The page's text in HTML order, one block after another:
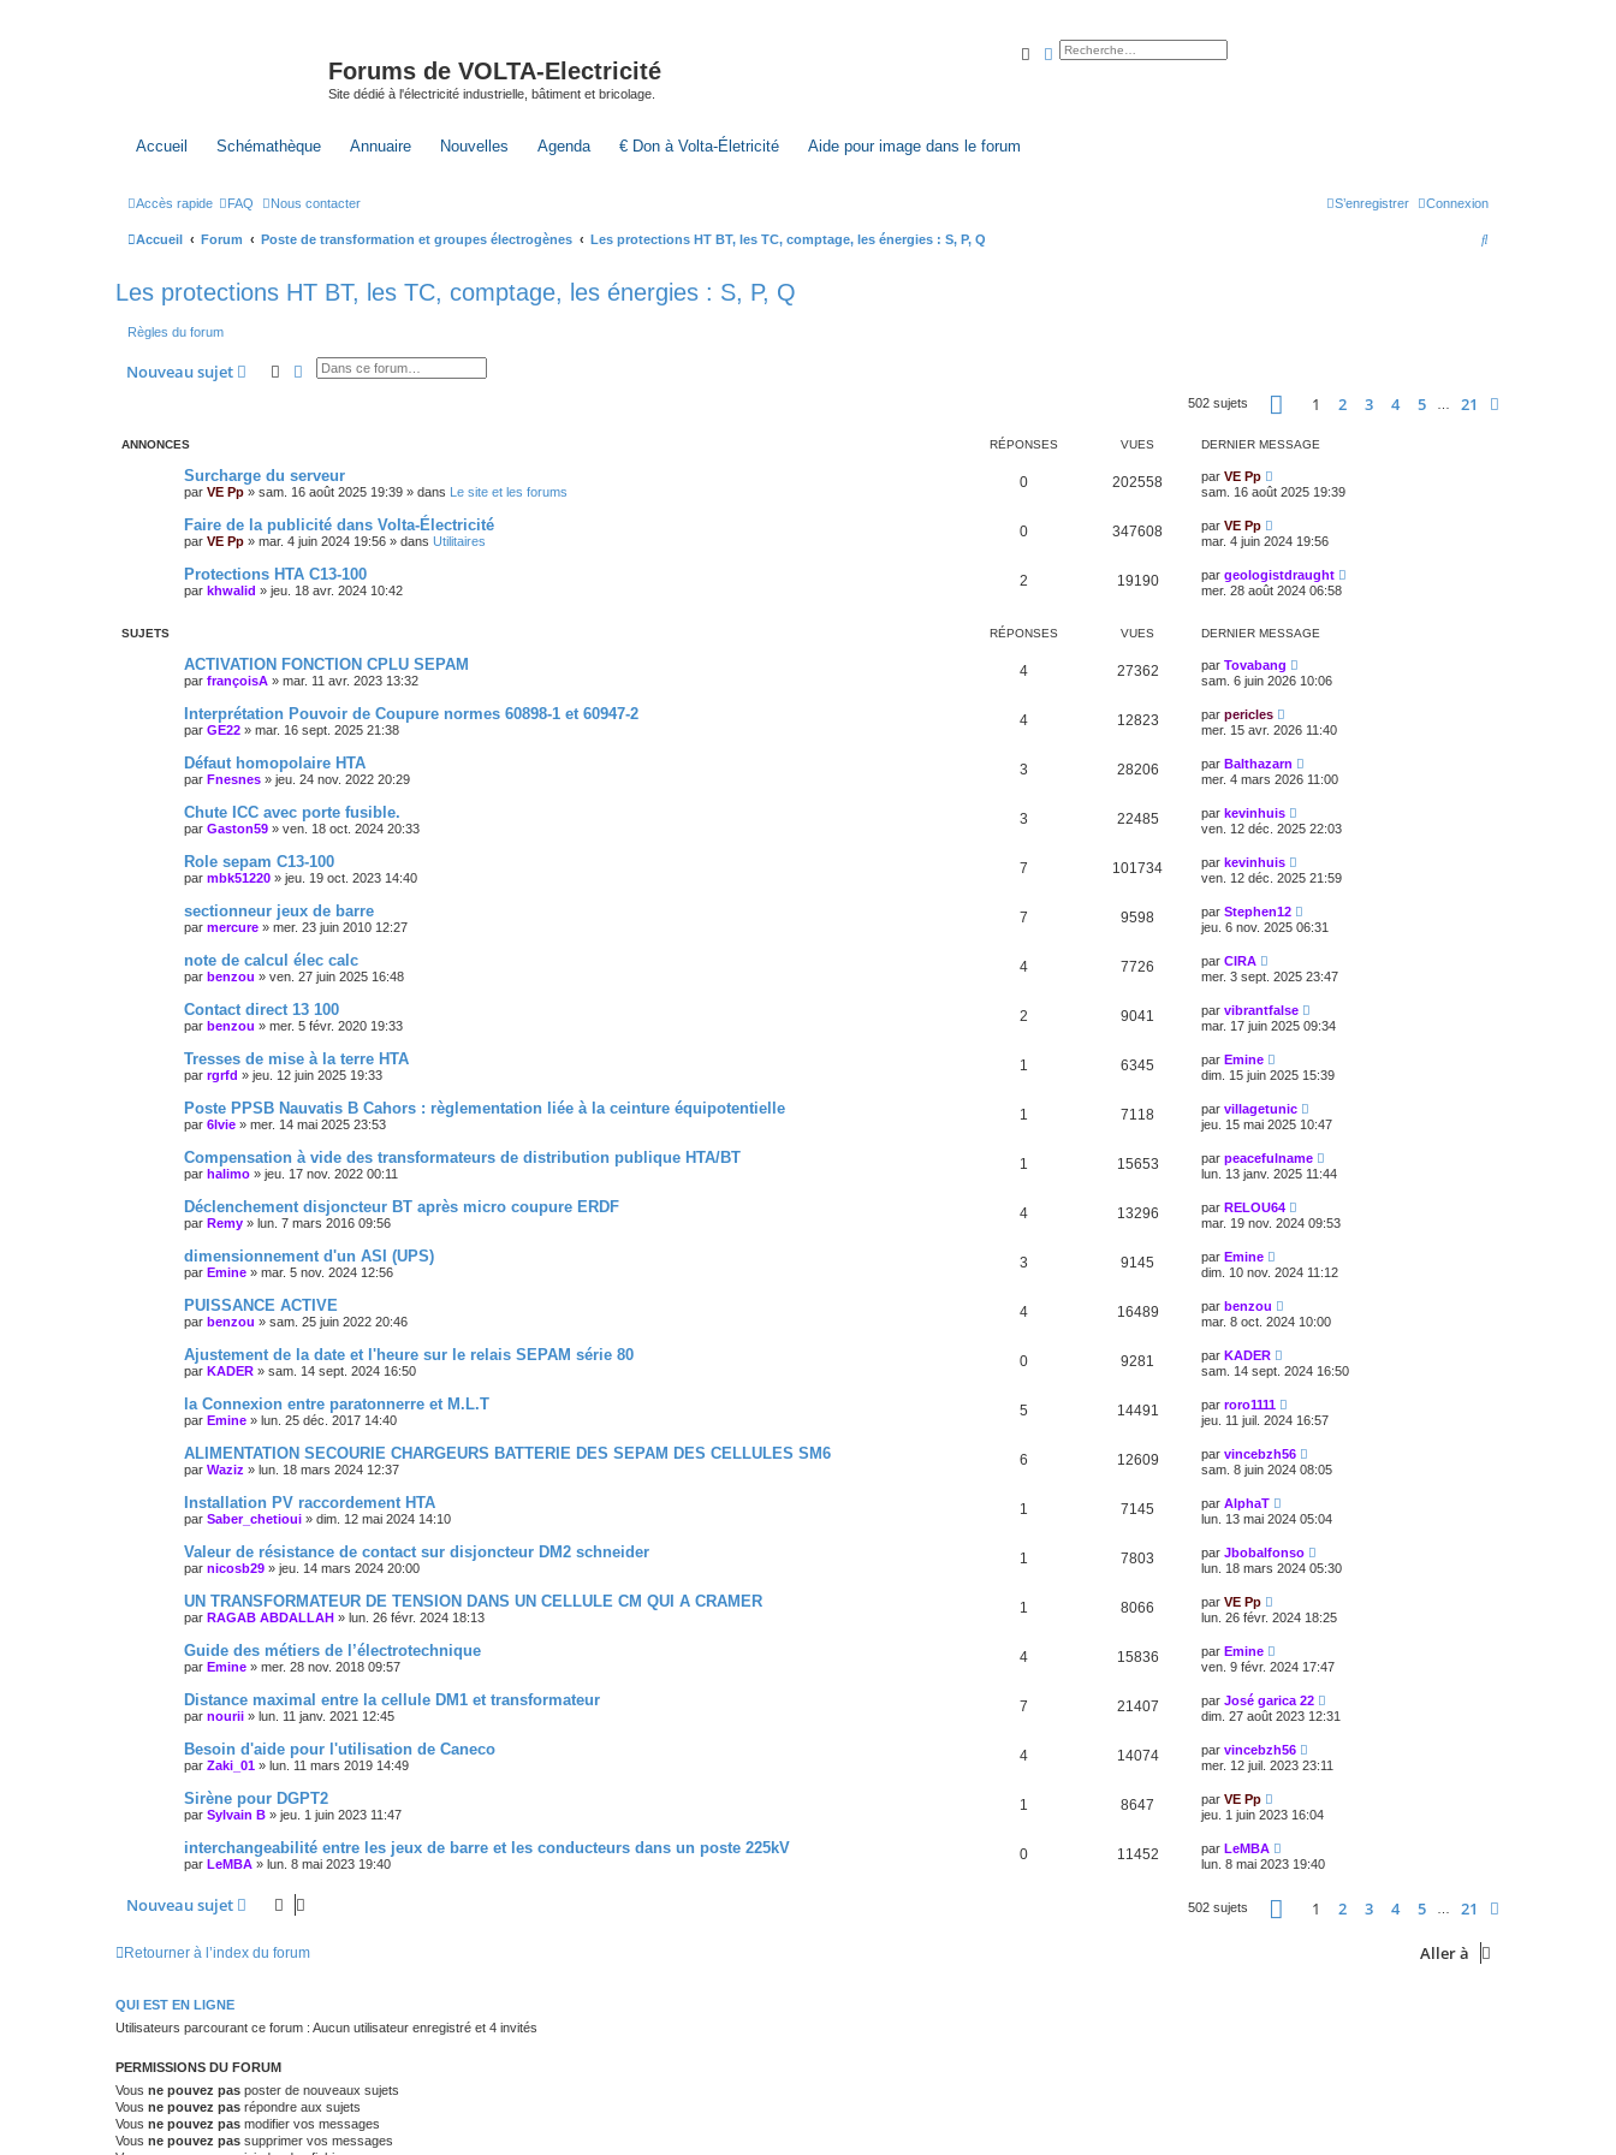
Forums de VOLTA-Electricité
Site dédié à l'électricité industrielle, bâtiment et bricolage.
Rechercher
Recherche avancée
Accueil Schémathèque Annuaire Nouvelles Agenda € Don à Volta-Életricité Aide pour image dans le forum
Accès rapide FAQ Nous contacter Connexion
S’enregistrer
Accueil Forum Poste de transformation et groupes électrogènes Les protections HT BT, les TC, comptage, les énergies : S, P, Q
R
c
Les protections HT BT, les TC, comptage, les énergies : S, P, Q
Règles du forum
Nouveau sujet Rechercher
Recherche avancée
502 sujets Page sur21
1 2 3 4 5 21
ANNONCES RÉPONSES VUES DERNIER MESSAGE
Surcharge du serveur
par VE Pp » sam. 16 août 2025 19:39 » dans Le site et les forums
0 202558 par VE Pp
sam. 16 août 2025 19:39
Faire de la publicité dans Volta-Électricité
par VE Pp » mar. 4 juin 2024 19:56 » dans Utilitaires
0 347608 par VE Pp
mar. 4 juin 2024 19:56
Protections HTA C13-100
par khwalid » jeu. 18 avr. 2024 10:42
2 19190 par geologistdraught
mer. 28 août 2024 06:58
SUJETS RÉPONSES VUES DERNIER MESSAGE
ACTIVATION FONCTION CPLU SEPAM
par françoisA » mar. 11 avr. 2023 13:32
4 27362 par Tovabang
sam. 6 juin 2026 10:06
Interprétation Pouvoir de Coupure normes 60898-1 et 60947-2
par GE22 » mar. 16 sept. 2025 21:38
4 12823 par pericles
mer. 15 avr. 2026 11:40
Défaut homopolaire HTA
par Fnesnes » jeu. 24 nov. 2022 20:29
3 28206 par Balthazarn
mer. 4 mars 2026 11:00
Chute ICC avec porte fusible.
par Gaston59 » ven. 18 oct. 2024 20:33
3 22485 par kevinhuis
ven. 12 déc. 2025 22:03
Role sepam C13-100
par mbk51220 » jeu. 19 oct. 2023 14:40
7 101734 par kevinhuis
ven. 12 déc. 2025 21:59
sectionneur jeux de barre
par mercure » mer. 23 juin 2010 12:27
7 9598 par Stephen12
jeu. 6 nov. 2025 06:31
note de calcul élec calc
par benzou » ven. 27 juin 2025 16:48
4 7726 par CIRA
mer. 3 sept. 2025 23:47
Contact direct 13 100
par benzou » mer. 5 févr. 2020 19:33
2 9041 par vibrantfalse
mar. 17 juin 2025 09:34
Tresses de mise à la terre HTA
par rgrfd » jeu. 12 juin 2025 19:33
1 6345 par Emine
dim. 15 juin 2025 15:39
Poste PPSB Nauvatis B Cahors : règlementation liée à la ceinture équipotentielle
par 6lvie » mer. 14 mai 2025 23:53
1 7118 par villagetunic
jeu. 15 mai 2025 10:47
Compensation à vide des transformateurs de distribution publique HTA/BT
par halimo » jeu. 17 nov. 2022 00:11
1 15653 par peacefulname
lun. 13 janv. 2025 11:44
Déclenchement disjoncteur BT après micro coupure ERDF
par Remy » lun. 7 mars 2016 09:56
4 13296 par RELOU64
mar. 19 nov. 2024 09:53
dimensionnement d'un ASI (UPS)
par Emine » mar. 5 nov. 2024 12:56
3 9145 par Emine
dim. 10 nov. 2024 11:12
PUISSANCE ACTIVE
par benzou » sam. 25 juin 2022 20:46
4 16489 par benzou
mar. 8 oct. 2024 10:00
Ajustement de la date et l'heure sur le relais SEPAM série 80
par KADER » sam. 14 sept. 2024 16:50
0 9281 par KADER
sam. 14 sept. 2024 16:50
la Connexion entre paratonnerre et M.L.T
par Emine » lun. 25 déc. 2017 14:40
5 14491 par roro1111
jeu. 11 juil. 2024 16:57
ALIMENTATION SECOURIE CHARGEURS BATTERIE DES SEPAM DES CELLULES SM6
par Waziz » lun. 18 mars 2024 12:37
6 12609 par vincebzh56
sam. 8 juin 2024 08:05
Installation PV raccordement HTA
par Saber_chetioui » dim. 12 mai 2024 14:10
1 7145 par AlphaT
lun. 13 mai 2024 05:04
Valeur de résistance de contact sur disjoncteur DM2 schneider
par nicosb29 » jeu. 14 mars 2024 20:00
1 7803 par Jbobalfonso
lun. 18 mars 2024 05:30
UN TRANSFORMATEUR DE TENSION DANS UN CELLULE CM QUI A CRAMER
par RAGAB ABDALLAH » lun. 26 févr. 2024 18:13
1 8066 par VE Pp
lun. 26 févr. 2024 18:25
Guide des métiers de l’électrotechnique
par Emine » mer. 28 nov. 2018 09:57
4 15836 par Emine
ven. 9 févr. 2024 17:47
Distance maximal entre la cellule DM1 et transformateur
par nourii » lun. 11 janv. 2021 12:45
7 21407 par José garica 22
dim. 27 août 2023 12:31
Besoin d'aide pour l'utilisation de Caneco
par Zaki_01 » lun. 11 mars 2019 14:49
4 14074 par vincebzh56
mer. 12 juil. 2023 23:11
Sirène pour DGPT2
par Sylvain B » jeu. 1 juin 2023 11:47
1 8647 par VE Pp
jeu. 1 juin 2023 16:04
interchangeabilité entre les jeux de barre et les conducteurs dans un poste 225kV
par LeMBA » lun. 8 mai 2023 19:40
0 11452 par LeMBA
lun. 8 mai 2023 19:40
Nouveau sujet 502 sujets Page sur21
1 2 3 4 5 21
Retourner à l’index du forum Aller à
QUI EST EN LIGNE
Utilisateurs parcourant ce forum : Aucun utilisateur enregistré et 4 invités
PERMISSIONS DU FORUM
Vous ne pouvez pas poster de nouveaux sujets
Vous ne pouvez pas répondre aux sujets
Vous ne pouvez pas modifier vos messages
Vous ne pouvez pas supprimer vos messages